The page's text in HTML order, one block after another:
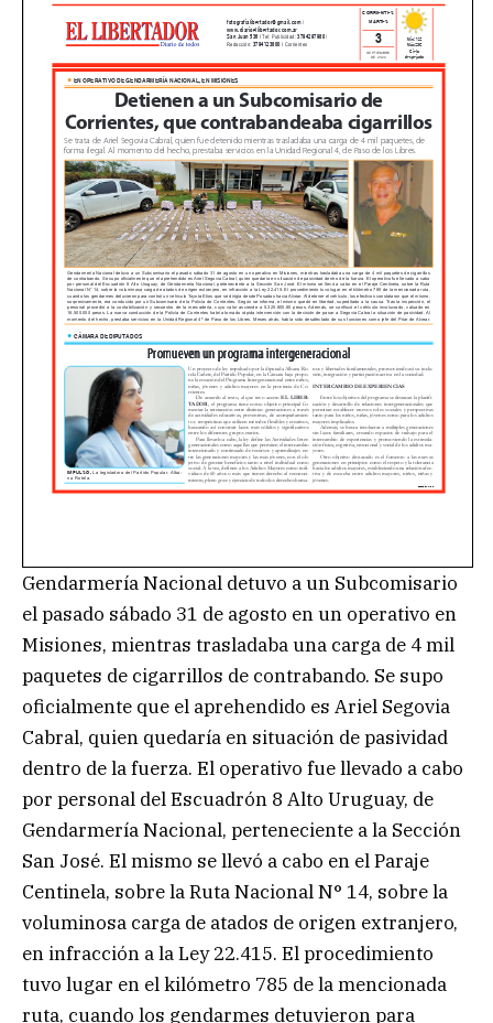
Gendarmería Nacional detuvo a un Subcomisario
el pasado sábado 31 de agosto en un operativo en
Misiones, mientras trasladaba una carga de 4 mil
paquetes de cigarrillos de contrabando. Se supo
oficialmente que el aprehendido es Ariel Segovia
Cabral, quien quedaría en situación de pasividad
dentro de la fuerza. El operativo fue llevado a cabo
por personal del Escuadrón 8 Alto Uruguay, de
Gendarmería Nacional, perteneciente a la Sección
San José. El mismo se llevó a cabo en el Paraje
Centinela, sobre la Ruta Nacional N° 14, sobre la
voluminosa carga de atados de origen extranjero,
en infracción a la Ley 22.415. El procedimiento
tuvo lugar en el kilómetro 785 de la mencionada
ruta, cuando los gendarmes detuvieron para